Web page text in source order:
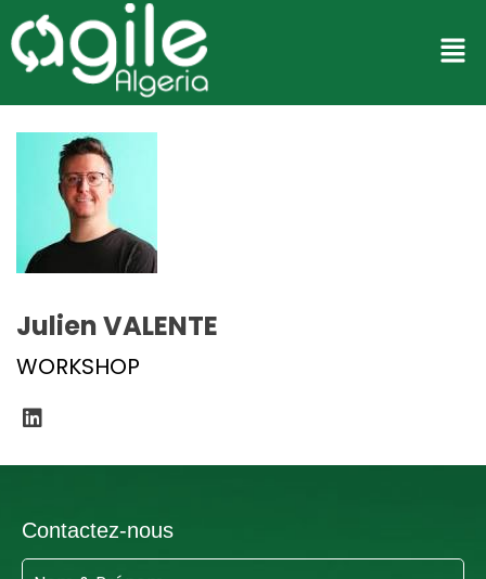
Julien VALENTE
WORKSHOP
Contactez-nous